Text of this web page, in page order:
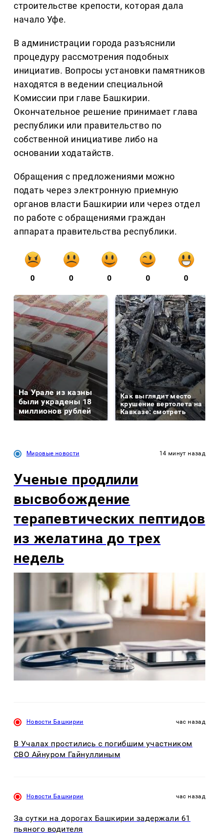
строительстве крепости, которая дала
начало Уфе.
В администрации города разъяснили
процедуру рассмотрения подобных
инициатив. Вопросы установки памятников
находятся в ведении специальной
Комиссии при главе Башкирии.
Окончательное решение принимает глава
республики или правительство по
собственной инициативе либо на
основании ходатайств.
Обращения с предложениями можно
подать через электронную приемную
органов власти Башкирии или через отдел
по работе с обращениями граждан
аппарата правительства республики.
0 0 0 0 0
На Урале из казны
были украдены 18
миллионов рублей
Как выглядит место
крушение вертолета на
Кавказе: смотреть
Мировые новости 14 минут назад
Ученые продлили
высвобождение
терапевтических пептидов
из желатина до трех
недель
Новости Башкирии час назад
В Учалах простились с погибшим участником
СВО Айнуром Гайнуллиным
Новости Башкирии час назад
За сутки на дорогах Башкирии задержали 61
пьяного водителя